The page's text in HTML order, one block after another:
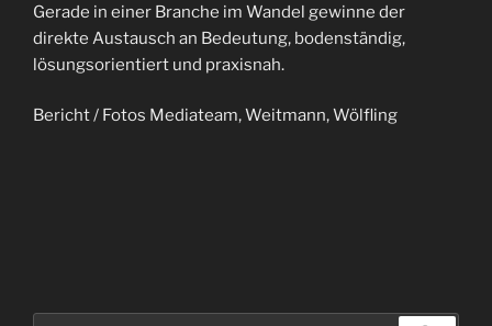
Gerade in einer Branche im Wandel gewinne der
direkte Austausch an Bedeutung, bodenständig,
lösungsorientiert und praxisnah.
Bericht / Fotos Mediateam, Weitmann, Wölfling